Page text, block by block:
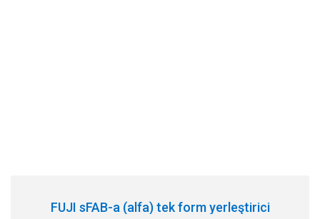
FUJI sFAB-a (alfa) tek form yerleştirici